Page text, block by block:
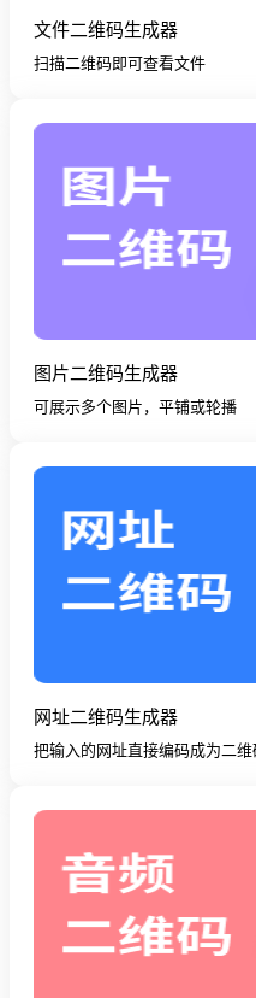
文件二维码生成器
扫描二维码即可查看文件
图片二维码生成器
可展示多个图片，平铺或轮播
网址二维码生成器
把输入的网址直接编码成为二